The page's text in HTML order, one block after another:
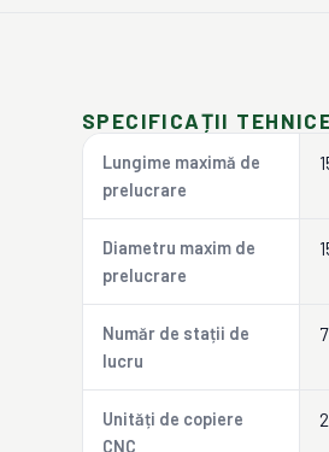
SPECIFICAȚII
Lungime maximă de
prelucrare
Diametru maxim de
prelucrare
Număr de stații de
lucru
7
Unități de copiere
CNC